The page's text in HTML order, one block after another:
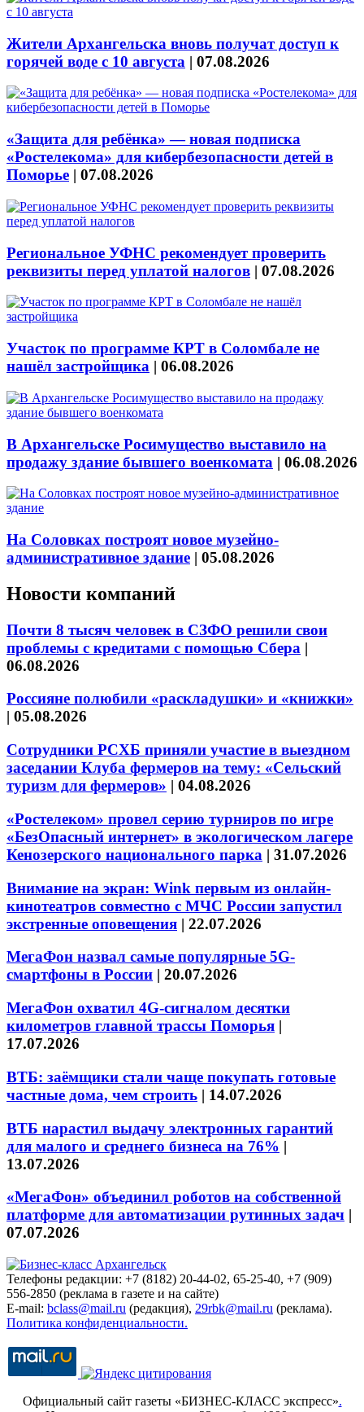
Жители Архангельска вновь получат доступ к
горячей воде с 10 августа | 07.08.2026
«Защита для ребёнка» — новая подписка
«Ростелекома» для кибербезопасности детей в
Поморье | 07.08.2026
Региональное УФНС рекомендует проверить
реквизиты перед уплатой налогов | 07.08.2026
Участок по программе КРТ в Соломбале не
нашёл застройщика | 06.08.2026
В Архангельске Росимущество выставило на
продажу здание бывшего военкомата | 06.08.2026
На Соловках построят новое музейно-
административное здание | 05.08.2026
Новости компаний
Почти 8 тысяч человек в СЗФО решили свои
проблемы с кредитами с помощью Сбера |
06.08.2026
Россияне полюбили «раскладушки» и «книжки»
| 05.08.2026
Сотрудники РСХБ приняли участие в выездном
заседании Клуба фермеров на тему: «Сельский
туризм для фермеров» | 04.08.2026
«Ростелеком» провел серию турниров по игре
«БезОпасный интернет» в экологическом лагере
Кенозерского национального парка | 31.07.2026
Внимание на экран: Wink первым из онлайн-
кинотеатров совместно с МЧС России запустил
экстренные оповещения | 22.07.2026
МегаФон назвал самые популярные 5G-
смартфоны в России | 20.07.2026
МегаФон охватил 4G-сигналом десятки
километров главной трассы Поморья |
17.07.2026
ВТБ: заёмщики стали чаще покупать готовые
частные дома, чем строить | 14.07.2026
ВТБ нарастил выдачу электронных гарантий
для малого и среднего бизнеса на 76% |
13.07.2026
«МегаФон» объединил роботов на собственной
платформе для автоматизации рутинных задач |
07.07.2026
Телефоны редакции: +7 (8182) 20-44-02, 65-25-40, +7 (909)
556-2850 (реклама в газете и на сайте)
E-mail: bclass@mail.ru (редакция), 29rbk@mail.ru (реклама).
Политика конфиденциальности.
Официальный сайт газеты «БИЗНЕС-КЛАСС экспресс».